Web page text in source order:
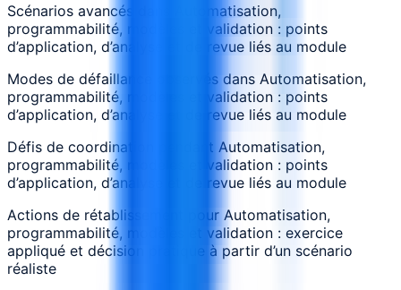
Scénarios avancés dans Automatisation,
programmabilité, modèles et validation : points
d’application, d’analyse et de revue liés au module
Modes de défaillance observés dans Automatisation,
programmabilité, modèles et validation : points
d’application, d’analyse et de revue liés au module
Défis de coordination pendant Automatisation,
programmabilité, modèles et validation : points
d’application, d’analyse et de revue liés au module
Actions de rétablissement pour Automatisation,
programmabilité, modèles et validation : exercice
appliqué et décision pratique à partir d’un scénario
réaliste